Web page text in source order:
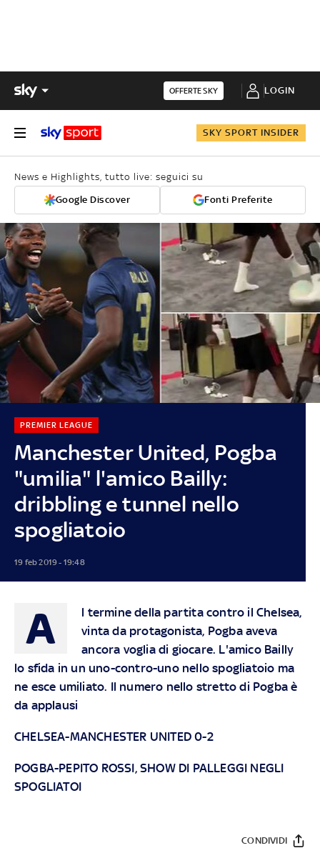
OFFERTE SKY LOGIN
SKY SPORT INSIDER
News e Highlights, tutto live: seguici su
Google Discover Fonti Preferite
Manchester United, Pogba
"umilia" l'amico Bailly:
dribbling e tunnel nello
spogliatoio
PREMIER LEAGUE
19 feb 2019 - 19:48
A
l termine della partita contro il Chelsea,
vinta da protagonista, Pogba aveva
ancora voglia di giocare. L'amico Bailly
lo sfida in un uno-contro-uno nello spogliatoio ma
ne esce umiliato. Il numero nello stretto di Pogba è
da applausi
CHELSEA-MANCHESTER UNITED 0-2
POGBA-PEPITO ROSSI, SHOW DI PALLEGGI NEGLI
SPOGLIATOI
CONDIVIDI